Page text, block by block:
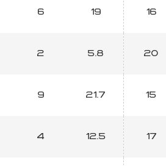
6 19 16
2 5.8 20
9 21.7 15
4 12.5 17